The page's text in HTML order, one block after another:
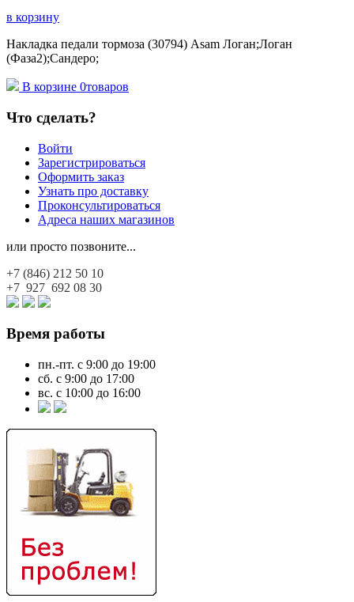
в корзину
Накладка педали тормоза (30794) Asam Логан;Логан
(Фаза2);Сандеро;
В корзине 0товаров
Что сделать?
Войти
Зарегистрироваться
Оформить заказ
Узнать про доставку
Проконсультироваться
Адреса наших магазинов
или просто позвоните...
+7 (846) 212 50 10
+7 927 692 08 30
Время работы
пн.-пт. с 9:00 до 19:00
сб. с 9:00 до 17:00
вс. с 10:00 до 16:00